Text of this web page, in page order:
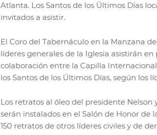
Atlanta. Los Santos de los Últimos Días
invitados a asistir.
El Coro del Tabernáculo en la Manzana
líderes generales de la Iglesia asistirán
colaboración entre la Capilla
los Santos de los Últimos Días, según los
Los retratos al óleo del presidente Nelson
serán instalados en el Salón de Honor de
150 retratos de otros líderes civiles y de